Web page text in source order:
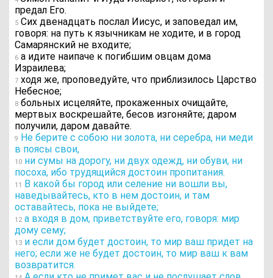
предал Его.
5 Сих двенадцать послал Иисус, и заповедал им,
говоря: на путь к язычникам не ходите, и в город
Самарянский не входите;
6 а идите наипаче к погибшим овцам дома
Израилева;
7 ходя же, проповедуйте, что приблизилось Царство
Небесное;
8 больных исцеляйте, прокаженных очищайте,
мертвых воскрешайте, бесов изгоняйте; даром
получили, даром давайте.
9 Не берите с собою ни золота, ни серебра, ни меди
в поясы свои,
10 ни сумы на дорогу, ни двух одежд, ни обуви, ни
посоха, ибо трудящийся достоин пропитания.
11 В какой бы город или селение ни вошли вы,
наведывайтесь, кто в нем достоин, и там
оставайтесь, пока не выйдете;
12а входя в дом, приветствуйте его, говоря: мир
дому сему;
13 и если дом будет достоин, то мир ваш придет на
него; если же не будет достоин, то мир ваш к вам
возвратится.